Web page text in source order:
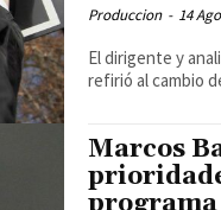
Produccion - 14
El dirigente y
refirió al cambio
Marcos